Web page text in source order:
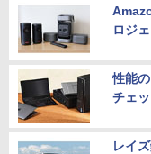
ロジ
性能
チェッ
レイ